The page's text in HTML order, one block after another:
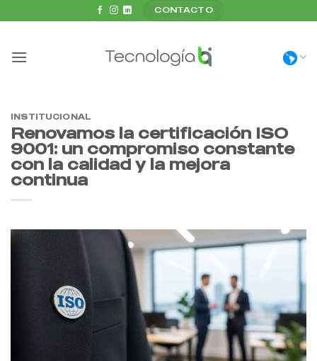
CONTACTO
INSTITUCIONAL
Renovamos la certificación ISO
9001: un compromiso constante
con la calidad y la mejora
continua